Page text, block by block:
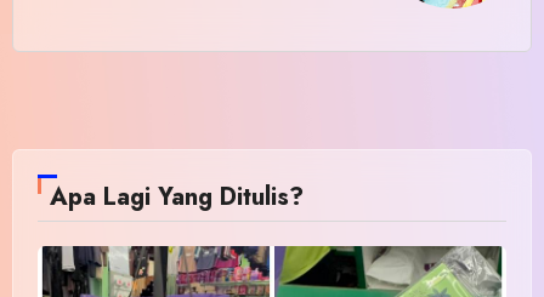
Apa Lagi Yang Ditulis?